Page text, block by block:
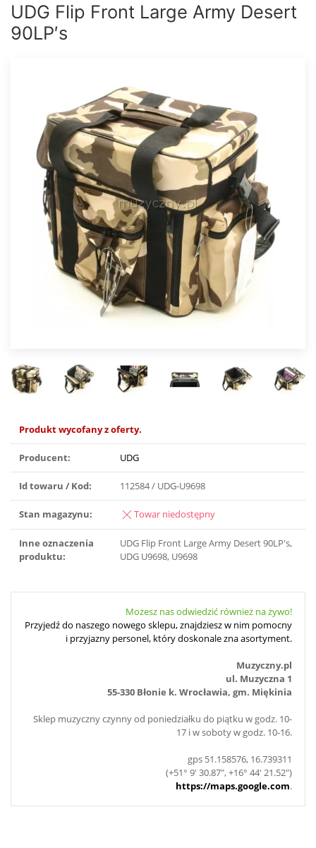
UDG Flip Front Large Army Desert
90LP′s
Produkt wycofany z oferty.
Producent: UDG
Id towaru / Kod: 112584 / UDG-U9698
Stan magazynu: Towar niedostępny
Inne oznaczenia
produktu:
UDG Flip Front Large Army Desert 90LP′s,
UDG U9698, U9698
Możesz nas odwiedzić również na żywo!
Przyjedź do naszego nowego sklepu, znajdziesz w nim pomocny
i przyjazny personel, który doskonale zna asortyment.
Muzyczny.pl
ul. Muzyczna 1
55-330 Błonie k. Wrocławia, gm. Miękinia
Sklep muzyczny czynny od poniedziałku do piątku w godz. 10-
17 i w soboty w godz. 10-16.
gps 51.158576, 16.739311
(+51° 9' 30.87", +16° 44' 21.52")
https://maps.google.com.